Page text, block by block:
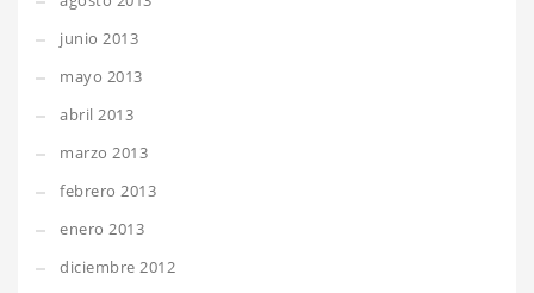
junio 2013
mayo 2013
abril 2013
marzo 2013
febrero 2013
enero 2013
diciembre 2012